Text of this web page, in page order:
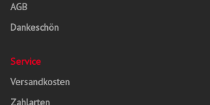
AGB
Dankeschön
Service
Versandkosten
Zahlarten